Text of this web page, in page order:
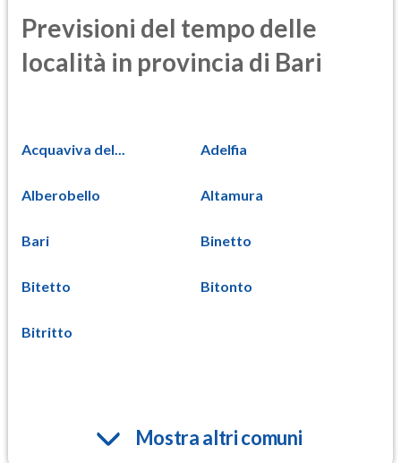
Previsioni del tempo delle
località in provincia di Bari
Acquaviva del... Adelfia
Alberobello Altamura
Bari Binetto
Bitetto Bitonto
Bitritto
Mostra altri comuni